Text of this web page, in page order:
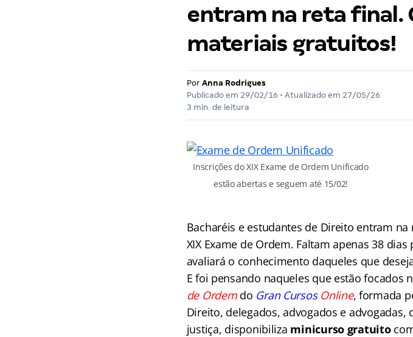
entram na reta final.
materiais gratuitos!
Por Anna Rodrigues
Publicado em 29/02/16 • Atualizado em 27/05/26
3 min. de leitura
Inscrições do XIX Exame de Ordem Unificado
estão abertas e seguem até 15/02!
Bacharéis e estudantes de Direito entram
XIX Exame de Ordem. Faltam apenas 38
avaliará o conhecimento daqueles que
E foi pensando naqueles que estão focados
de Ordemdo Gran Cursos Online, formada
Direito, delegados, advogados e
justiça, disponibiliza minicurso gratuito